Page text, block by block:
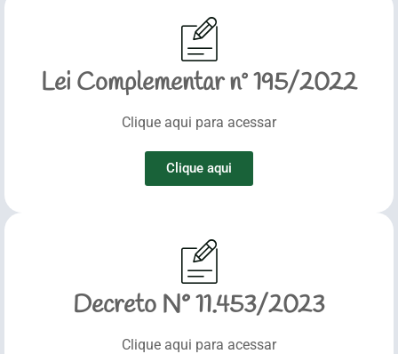
Lei Complementar nº 195/2022
Clique aqui para acessar
Clique aqui
Decreto N° 11.453/2023
Clique aqui para acessar